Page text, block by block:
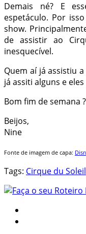
Demais né? E
espetáculo. Por
show.
de assistir ao
inesquecível.
Quem aí já assistiu
já assiti alguns e
Bom fim de semana
Beijos,
Nine
Fonte de imagem de capa:
Tags: Cirque du Soleil